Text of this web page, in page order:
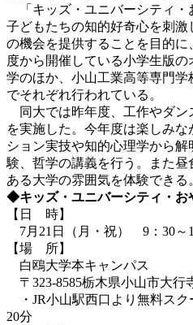
「キッズ・ユニバーシティ・
子どもたちの知的好奇心を刺
の機会を提供することを目的
度から開催している小学生版
学のほか、小山工業高等専門
でそれぞれ行われている。
同大では昨年度、工作やダン
を実施した。今年度は楽しみ
ション実技や知的心理学から
験、哲学の講義を行う。また
ある大学の雰囲気を体験できる
◆キッズ・ユニバーシティ・お
【日 時】
7月21日（月・祝） 9：30～
【場 所】
白鴎大学本キャンパス
〒323-8585栃木県小山市大行
・JR小山駅西口より無料スク
20分